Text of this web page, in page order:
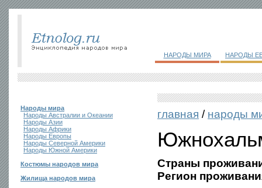
НАРОДЫ МИРА НАРОДЫ
Народы мира
Народы Австралии и Океании
Народы Азии
Народы Африки
Народы Европы
Народы Северной Америки
Народы Южной Америки
Костюмы народов мира
Жилища народов мира
главная / народы
Страны
Регион